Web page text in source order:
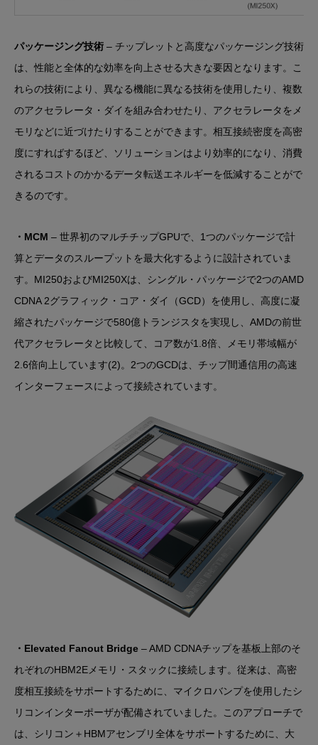
パッケージング技術 – チップレットと高度なパッケージング技術
は、性能と全体的な効率を向上させる大きな要因となります。こ
れらの技術により、異なる機能に異なる技術を使用したり、複数
のアクセラレータ・ダイを組み合わせたり、アクセラレータをメ
モリなどに近づけたりすることができます。相互接続密度を高密
度にすればするほど、ソリューションはより効率的になり、消費
されるコストのかかるデータ転送エネルギーを低減することがで
きるのです。
・MCM – 世界初のマルチチップGPUで、1つのパッケージで計
算とデータのスループットを最大化するように設計されていま
す。MI250およびMI250Xは、シングル・パッケージで2つのAMD
CDNA 2グラフィック・コア・ダイ（GCD）を使用し、高度に凝
縮されたパッケージで580億トランジスタを実現し、AMDの前世
代アクセラレータと比較して、コア数が1.8倍、メモリ帯域幅が
2.6倍向上しています(2)。2つのGCDは、チップ間通信用の高速
インターフェースによって接続されています。
・Elevated Fanout Bridge – AMD CDNAチップを基板上部のそ
れぞれのHBM2Eメモリ・スタックに接続します。従来は、高密
度相互接続をサポートするために、マイクロバンプを使用したシ
リコンインターポーザが配備されていました。このアプローチで
は、シリコン＋HBMアセンブリ全体をサポートするために、大